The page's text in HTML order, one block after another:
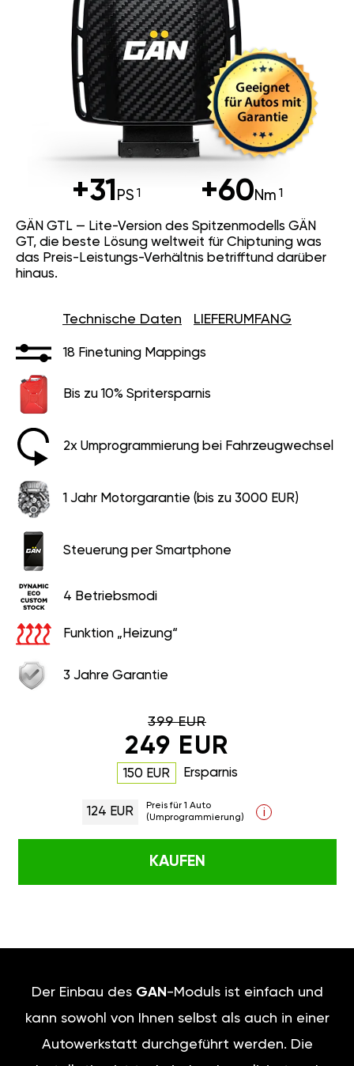
+31 PS +60Nm
GÄN GTL — Lite-Version des Spitzenmodells GÄN
GT, die beste Lösung weltweit für Chiptuning was
das Preis-Leistungs-Verhältnis betrifftund darüber
hinaus.
Technische Daten LIEFERUMFANG
18 Finetuning Mappings
Bis zu 10% Spritersparnis
2x Umprogrammierung bei Fahrzeugwechsel
1 Jahr Motorgarantie (bis zu 3000 EUR)
Steuerung per Smartphone
4 Betriebsmodi
Funktion „Heizung“
3 Jahre Garantie
399 EUR
249 EUR
150 EUR Ersparnis
124 EUR
Preis für 1 Auto
(Umprogrammierung)
i
KAUFEN
Der Einbau des GAN -Moduls ist einfach und
kann sowohl von Ihnen selbst als auch in einer
Autowerkstatt durchgeführt werden. Die